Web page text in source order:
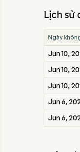
Lịch sử
Ngày
Jun 10,
Jun 10,
Jun 10,
Jun 6,
Jun 6,